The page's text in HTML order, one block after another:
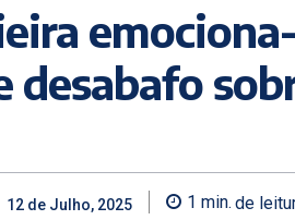
desabafo
12 de Julho, 2025 1 min. de